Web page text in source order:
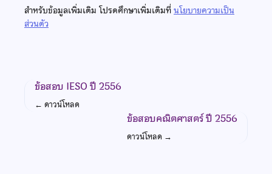
สำหรับข้อมูลเพิ่มเติม โปรดศึกษาเพิ่มเติมที่นโยบายความเป็น
ส่วนตัว
ข้อสอบ IESO ปี 2556
← ดาวน์โหลด
ข้อสอบคณิตศาสตร์ ปี 2556
ดาวน์โหลด →